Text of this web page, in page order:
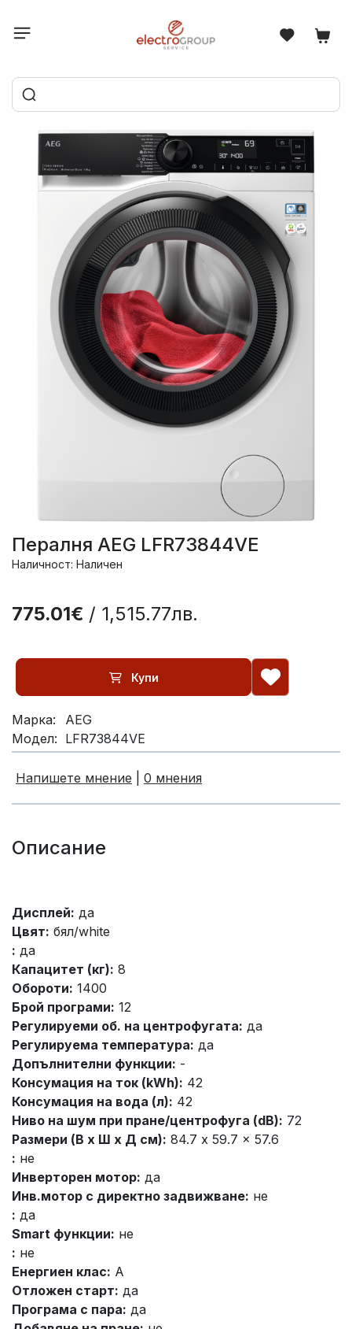
Пералня AEG LFR73844VE
Наличност: Наличен
775.01€ / 1,515.77лв.
Купи
Марка:
AEG
Модел: LFR73844VE
Напишете мнение 0 мнения
Описание
Дисплей: да
Цвят: бял/white
: да
Капацитет (кг): 8
Обороти: 1400
Брой програми: 12
Регулируеми об. на центрофугата: да
Регулируема температура: да
Допълнителни функции: -
Консумация на ток (kWh): 42
Консумация на вода (л): 42
Ниво на шум при пране/центрофуга (dB): 72
Размери (В x Ш x Д см): 84.7 x 59.7 x 57.6
: не
Инверторен мотор: да
Инв.мотор с директно задвижване: не
: да
Smart функции: не
: не
Енергиен клас: A
Отложен старт: да
Програма с пара: да